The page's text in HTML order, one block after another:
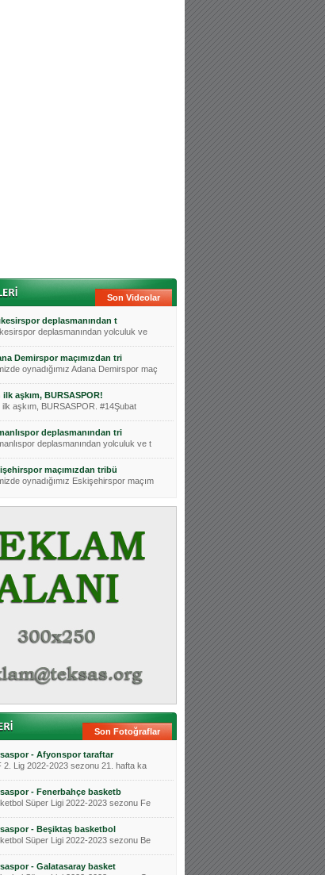
Son Videolar
deplasmanından t
deplasmanından yolculuk ve
Demirspor maçımızdan tri
oynadığımız Adana Demirspor maç
ilk aşkım, BURSASPOR!
ilk aşkım, BURSASPOR. #14Şubat
deplasmanından tri
deplasmanından yolculuk ve t
maçımızdan tribü
oynadığımız Eskişehirspor maçım
Son Fotoğraflar
- Afyonspor taraftar
2. Lig 2022-2023 sezonu 21. hafta ka
- Fenerbahçe basketb
Süper Ligi 2022-2023 sezonu Fe
- Beşiktaş basketbol
Süper Ligi 2022-2023 sezonu Be
- Galatasaray basket